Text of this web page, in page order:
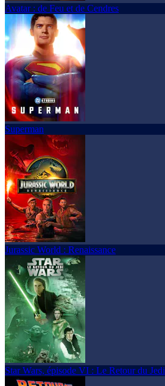
Avatar : de Feu et de Cendres
Superman
Jurassic World : Renaissance
Star Wars, épisode VI : Le Retour du Jedi